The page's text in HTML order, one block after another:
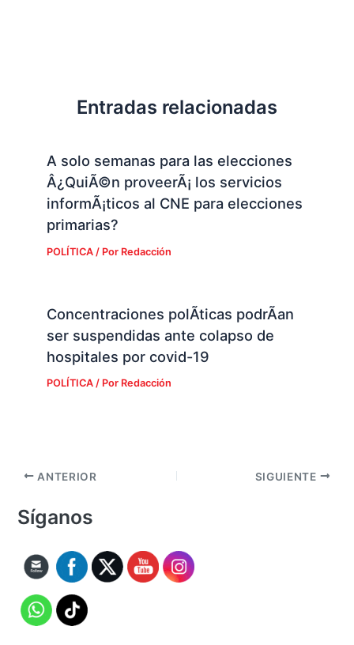
Entradas relacionadas
A solo semanas para las elecciones
Â¿QuiÃ©n proveerÃ¡ los servicios
informÃ¡ticos al CNE para elecciones
primarias?
POLÍTICA/ Por Redacción
Concentraciones polÃ­ticas podrÃ­an
ser suspendidas ante colapso de
hospitales por covid-19
POLÍTICA/ Por Redacción
ANTERIOR SIGUIENTE
Síganos